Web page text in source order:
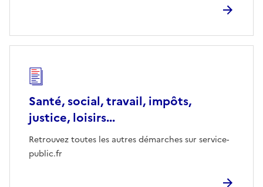
Santé, social, travail, impôts,
justice, loisirs...
Retrouvez toutes les autres démarches sur service-
public.fr